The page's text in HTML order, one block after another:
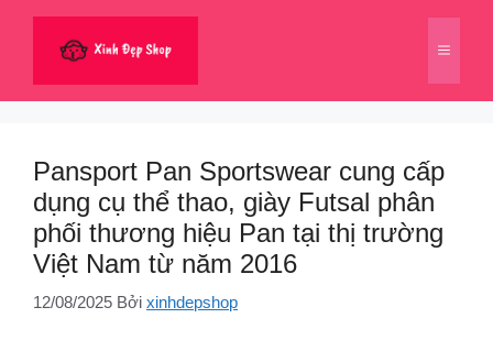
dung
Menu
Pansport Pan Sportswear cung cấp
dụng cụ thể thao, giày Futsal phân
phối thương hiệu Pan tại thị trường
Việt Nam từ năm 2016
12/08/2025 Bởi xinhdepshop